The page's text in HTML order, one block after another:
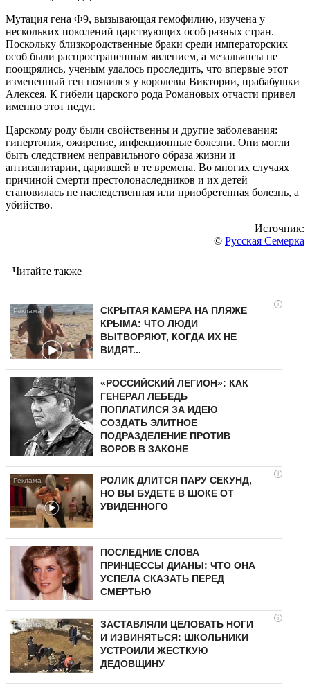
Мутация гена Ф9, вызывающая гемофилию, изучена у
нескольких поколений царствующих особ разных стран.
Поскольку близкородственные браки среди императорских
особ были распространенным явлением, а мезальянсы не
поощрялись, ученым удалось проследить, что впервые этот
измененный ген появился у королевы Виктории, прабабушки
Алексея. К гибели царского рода Романовых отчасти привел
именно этот недуг.
Царскому роду были свойственны и другие заболевания:
гипертония, ожирение, инфекционные болезни. Они могли
быть следствием неправильного образа жизни и
антисанитарии, царившей в те времена. Во многих случаях
причиной смерти престолонаследников и их детей
становилась не наследственная или приобретенная болезнь, а
убийство.
Источник:
© Русская Семерка
Читайте также
i
СКРЫТАЯ КАМЕРА НА ПЛЯЖЕ
КРЫМА: ЧТО ЛЮДИ
ВЫТВОРЯЮТ, КОГДА ИХ НЕ
ВИДЯТ...
«РОССИЙСКИЙ ЛЕГИОН»: КАК
ГЕНЕРАЛ ЛЕБЕДЬ
ПОПЛАТИЛСЯ ЗА ИДЕЮ
СОЗДАТЬ ЭЛИТНОЕ
ПОДРАЗДЕЛЕНИЕ ПРОТИВ
ВОРОВ В ЗАКОНЕ
i
РОЛИК ДЛИТСЯ ПАРУ СЕКУНД,
НО ВЫ БУДЕТЕ В ШОКЕ ОТ
УВИДЕННОГО
ПОСЛЕДНИЕ СЛОВА
ПРИНЦЕССЫ ДИАНЫ: ЧТО ОНА
УСПЕЛА СКАЗАТЬ ПЕРЕД
СМЕРТЬЮ
i
ЗАСТАВЛЯЛИ ЦЕЛОВАТЬ НОГИ
И ИЗВИНЯТЬСЯ: ШКОЛЬНИКИ
УСТРОИЛИ ЖЕСТКУЮ
ДЕДОВЩИНУ